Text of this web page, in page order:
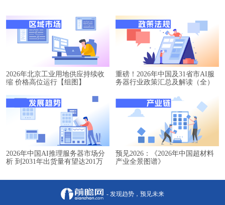
2026年北京工业用地供应持续收
缩 价格高位运行【组图】
重磅！2026年中国及31省市AI服
务器行业政策汇总及解读（全）
2026年中国AI推理服务器市场分
析 到2031年出货量有望达201万
预见2026：《2026年中国超材料
产业全景图谱》
- 发现趋势，预见未来